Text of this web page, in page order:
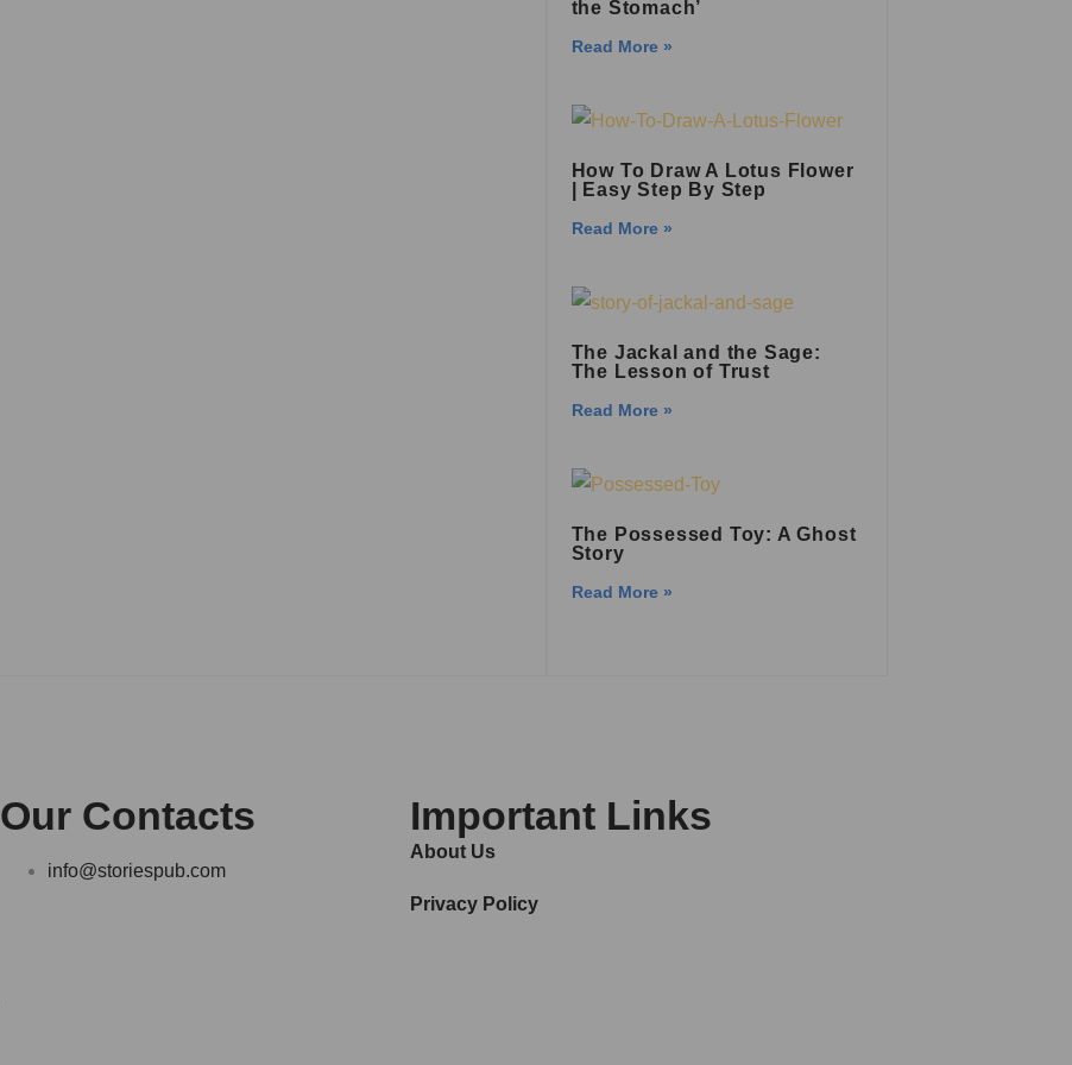
the Stomach’
Read More »
How To Draw A Lotus Flower
| Easy Step By Step
Read More »
The Jackal and the Sage:
The Lesson of Trust
Read More »
The Possessed Toy: A Ghost
Story
Read More »
Our Contacts
info@storiespub.com
Important Links
About Us
Privacy Policy